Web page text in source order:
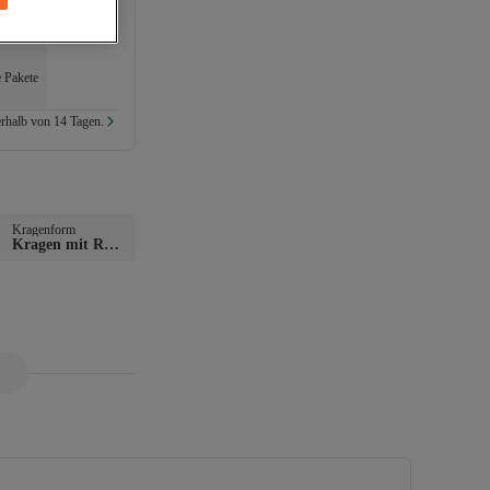
von 14 Tagen.
Kragenform
Kragen mit Rei